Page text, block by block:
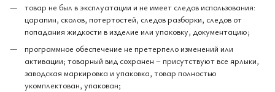
товар не был в эксплуатации и не имеет следов использования:
царапин, сколов, потертостей, следов разборки, следов от
попадания жидкости в изделие или упаковку, документацию;
программное обеспечение не претерпело изменений или
активации; товарный вид сохранен – присутствуют все ярлыки,
заводская маркировка и упаковка, товар полностью
укомплектован, упакован;